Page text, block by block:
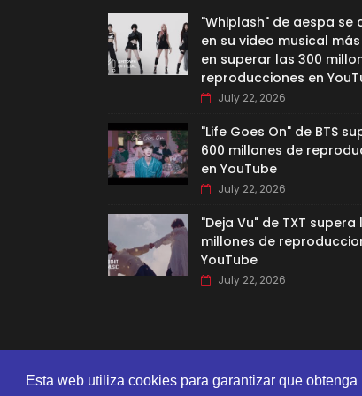
Esta web utiliza cookies para garantizar que
"Whiplash" de aespa se
en su video musical
en superar las 300
reproducciones en
July 22, 2026
"Life Goes On" de BTS
600 millones de
en YouTube
July 22, 2026
"Deja Vu" de TXT supera
millones de
YouTube
July 22, 2026
SORATEMPLATES | DISTRIBUTED BY